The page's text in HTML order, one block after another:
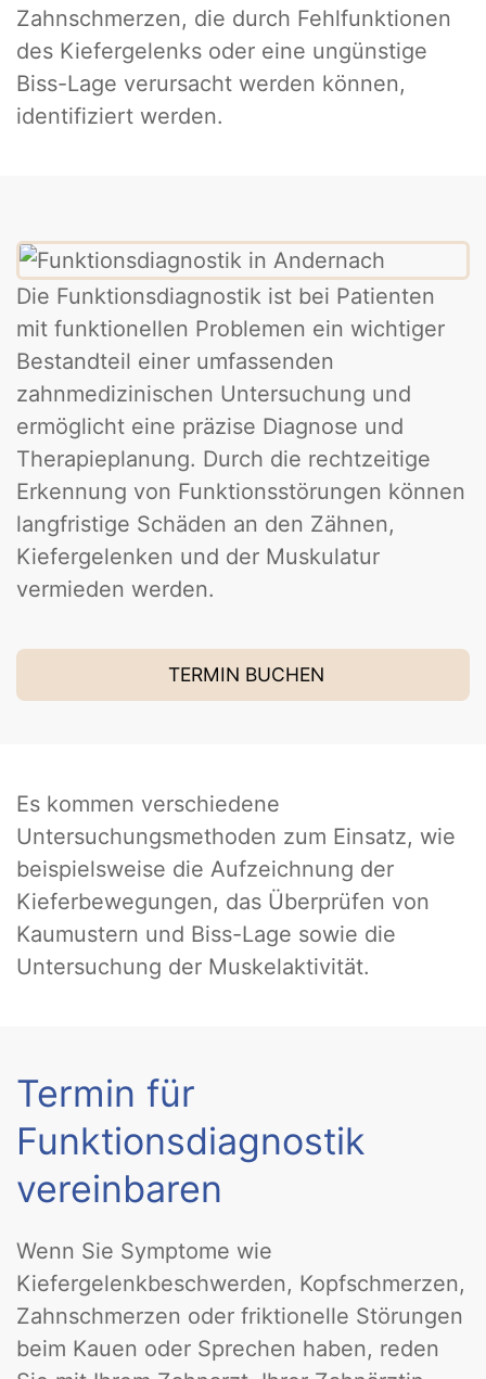
Zahnschmerzen, die durch Fehlfunktionen
des Kiefergelenks oder eine ungünstige
Biss-Lage verursacht werden können,
identifiziert werden.
Die Funktionsdiagnostik ist bei Patienten
mit funktionellen Problemen ein wichtiger
Bestandteil einer umfassenden
zahnmedizinischen Untersuchung und
ermöglicht eine präzise Diagnose und
Therapieplanung. Durch die rechtzeitige
Erkennung von Funktionsstörungen können
langfristige Schäden an den Zähnen,
Kiefergelenken und der Muskulatur
vermieden werden.
TERMIN BUCHEN
Es kommen verschiedene
Untersuchungsmethoden zum Einsatz, wie
beispielsweise die Aufzeichnung der
Kieferbewegungen, das Überprüfen von
Kaumustern und Biss-Lage sowie die
Untersuchung der Muskelaktivität.
Termin für
Funktionsdiagnostik
vereinbaren
Wenn Sie Symptome wie
Kiefergelenkbeschwerden, Kopfschmerzen,
Zahnschmerzen oder friktionelle Störungen
beim Kauen oder Sprechen haben, reden